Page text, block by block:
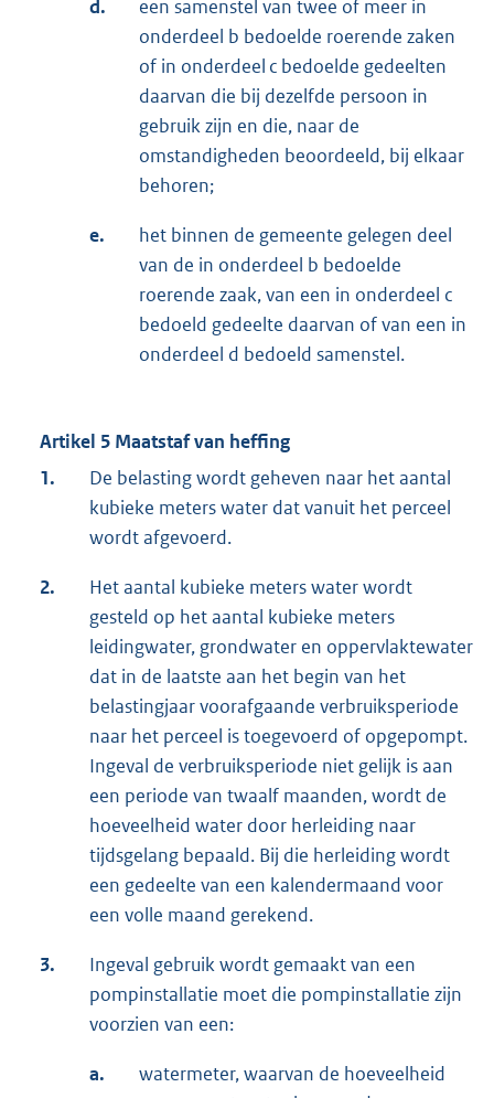
d.
een samenstel van twee of meer in
onderdeel b bedoelde roerende zaken
of in onderdeel c bedoelde gedeelten
daarvan die bij dezelfde persoon in
gebruik zijn en die, naar de
omstandigheden beoordeeld, bij elkaar
behoren;
e.
het binnen de gemeente gelegen deel
van de in onderdeel b bedoelde
roerende zaak, van een in onderdeel c
bedoeld gedeelte daarvan of van een in
onderdeel d bedoeld samenstel.
Artikel 5 Maatstaf van heffing
1.
De belasting wordt geheven naar het aantal
kubieke meters water dat vanuit het perceel
wordt afgevoerd.
2.
Het aantal kubieke meters water wordt
gesteld op het aantal kubieke meters
leidingwater, grondwater en oppervlaktewater
dat in de laatste aan het begin van het
belastingjaar voorafgaande verbruiksperiode
naar het perceel is toegevoerd of opgepompt.
Ingeval de verbruiksperiode niet gelijk is aan
een periode van twaalf maanden, wordt de
hoeveelheid water door herleiding naar
tijdsgelang bepaald. Bij die herleiding wordt
een gedeelte van een kalendermaand voor
een volle maand gerekend.
3.
Ingeval gebruik wordt gemaakt van een
pompinstallatie moet die pompinstallatie zijn
voorzien van een:
a.
watermeter, waarvan de hoeveelheid